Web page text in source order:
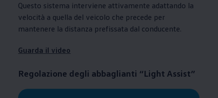
Questo sistema interviene attivamente adattando la
velocità a quella del veicolo che precede per
mantenere la distanza prefissata dal conducente.
Guarda il video
Regolazione degli abbaglianti “Light Assist”